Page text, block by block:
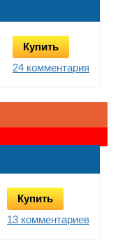
Купить
24 комментария
Купить
13 комментариев